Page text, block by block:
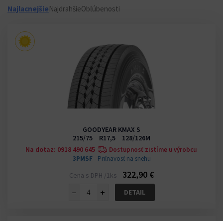
NajlacnejšieNajdrahšieObľúbenosti
GOODYEAR KMAX S
215/75 R17,5 128/126M
Na dotaz: 0918 490 645
Dostupnosť zistíme u výrobcu
3PMSF- Priľnavosť na snehu
Cena s DPH /1ks
322,90 €
−
+ DETAIL